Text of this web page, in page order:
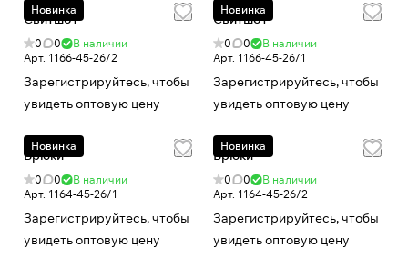
Новинка
Свитшот
0 0
В наличии
Арт. 1166-45-26/2
Зарегистрируйтесь, чтобы
увидеть оптовую цену
Новинка
Свитшот
0 0
В наличии
Арт. 1166-45-26/1
Зарегистрируйтесь, чтобы
увидеть оптовую цену
Новинка
Брюки
0 0
В наличии
Арт. 1164-45-26/1
Зарегистрируйтесь, чтобы
увидеть оптовую цену
Новинка
Брюки
0 0
В наличии
Арт. 1164-45-26/2
Зарегистрируйтесь, чтобы
увидеть оптовую цену